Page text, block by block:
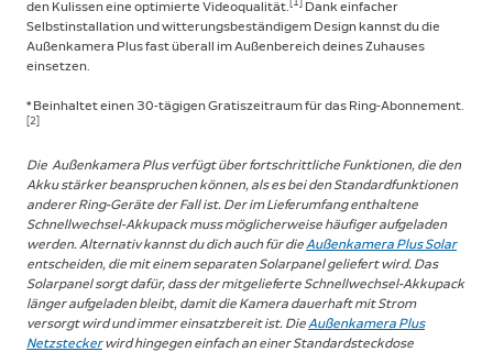
den Kulissen eine optimierte Videoqualität.
Dank einfacher
Selbstinstallation und witterungsbeständigem Design kannst du die
Außenkamera Plus fast überall im Außenbereich deines Zuhauses
einsetzen.
* Beinhaltet einen 30-tägigen Gratiszeitraum für das Ring-Abonnement.
[2]
Die Außenkamera Plus verfügt über fortschrittliche Funktionen, die den
Akku stärker beanspruchen können, als es bei den Standardfunktionen
anderer Ring-Geräte der Fall ist. Der im Lieferumfang enthaltene
Schnellwechsel-Akkupack muss möglicherweise häufiger aufgeladen
werden. Alternativ kannst du dich auch für die Außenkamera Plus Solar
entscheiden, die mit einem separaten Solarpanel geliefert wird. Das
Solarpanel sorgt dafür, dass der mitgelieferte Schnellwechsel-Akkupack
länger aufgeladen bleibt, damit die Kamera dauerhaft mit Strom
versorgt wird und immer einsatzbereit ist. Die Außenkamera Plus
Netzsteckerwird hingegen einfach an einer Standardsteckdose